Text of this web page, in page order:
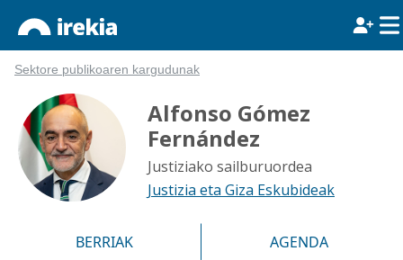
Sektore publikoaren kargudunak
Alfonso Gómez
Fernández
Justiziako sailburuordea
Justizia eta Giza Eskubideak
BERRIAK
AGENDA